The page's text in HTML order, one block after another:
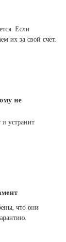
Если
их за свой счет.
не
и устранит
что они